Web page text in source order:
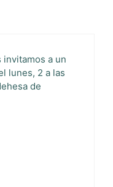
a un
lunes, 2 a las
de